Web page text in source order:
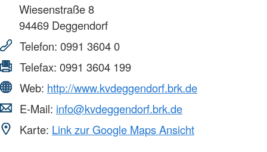
Wiesenstraße 8
94469 Deggendorf
Telefon: 0991 3604 0
Telefax: 0991 3604 199
Web: http://www.kvdeggendorf.brk.de
E-Mail: info@kvdeggendorf.brk.de
Karte: Link zur Google Maps Ansicht